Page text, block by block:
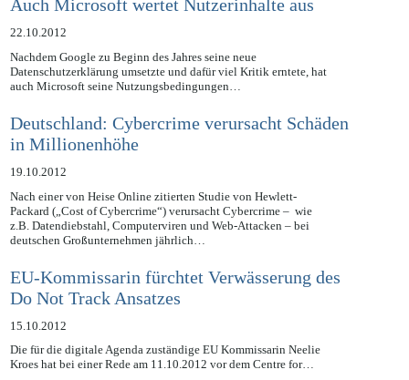
Auch Microsoft wertet Nutzerinhalte aus
22.10.2012
Nachdem Google zu Beginn des Jahres seine neue
Datenschutzerklärung umsetzte und dafür viel Kritik erntete, hat
Deutschland: Cybercrime verursacht Schäden
in Millionenhöhe
19.10.2012
Nach einer von Heise Online zitierten Studie von Hewlett-
Packard („Cost of Cybercrime“) verursacht Cybercrime – wie
z.B. Datendiebstahl, Computerviren und Web-Attacken – bei
EU-Kommissarin fürchtet Verwässerung des
Do Not Track Ansatzes
15.10.2012
Die für die digitale Agenda zuständige EU Kommissarin Neelie